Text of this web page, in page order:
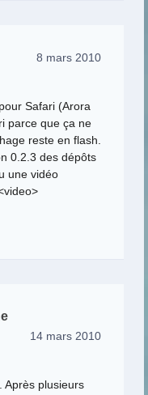
8 mars 2010
Safari (Arora
parce que ça ne
reste en flash.
0.2.3 des dépôts
une vidéo
14 mars 2010
Après plusieurs